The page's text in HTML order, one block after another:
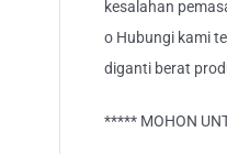
kesalahan
o Hubungi kami
diganti berat
***** MOHON